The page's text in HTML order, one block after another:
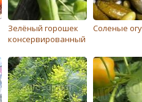
Зелёный горошек
консервированный
Соленые